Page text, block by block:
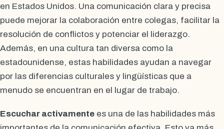
en Estados Unidos. Una comunicación clara y precisa
puede mejorar la colaboración entre colegas, facilitar la
resolución de conflictos y potenciar el liderazgo.
Además, en una cultura tan diversa como la
estadounidense, estas habilidades ayudan a navegar
por las diferencias culturales y lingüísticas que a
menudo se encuentran en el lugar de trabajo.
Escuchar activamente es una de las habilidades más